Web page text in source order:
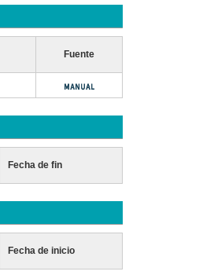
Fuente
Fecha de fin
Fecha de inicio